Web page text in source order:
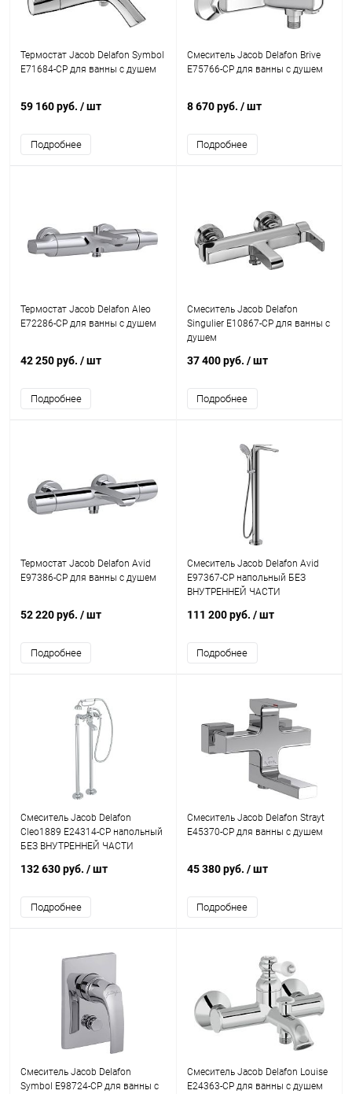
Термостат Jacob Delafon Symbol
E71684-CP для ванны с душем
59 160 руб. / шт
Подробнее
Смеситель Jacob Delafon Brive
E75766-CP для ванны с душем
8 670 руб. / шт
Подробнее
Термостат Jacob Delafon Aleo
E72286-CP для ванны с душем
42 250 руб. / шт
Подробнее
Смеситель Jacob Delafon
Singulier E10867-CP для ванны с
душем
37 400 руб. / шт
Подробнее
Термостат Jacob Delafon Avid
E97386-CP для ванны с душем
52 220 руб. / шт
Подробнее
Смеситель Jacob Delafon Avid
E97367-CP напольный БЕЗ
ВНУТРЕННЕЙ ЧАСТИ
111 200 руб. / шт
Подробнее
Смеситель Jacob Delafon
Cleo1889 E24314-CP напольный
БЕЗ ВНУТРЕННЕЙ ЧАСТИ
132 630 руб. / шт
Подробнее
Смеситель Jacob Delafon Strayt
E45370-CP для ванны с душем
45 380 руб. / шт
Подробнее
Смеситель Jacob Delafon
Symbol E98724-CP для ванны с
Смеситель Jacob Delafon Louise
E24363-CP для ванны с душем